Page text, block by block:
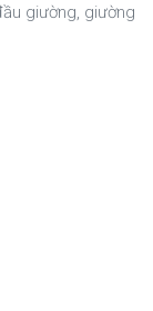
giường, giường